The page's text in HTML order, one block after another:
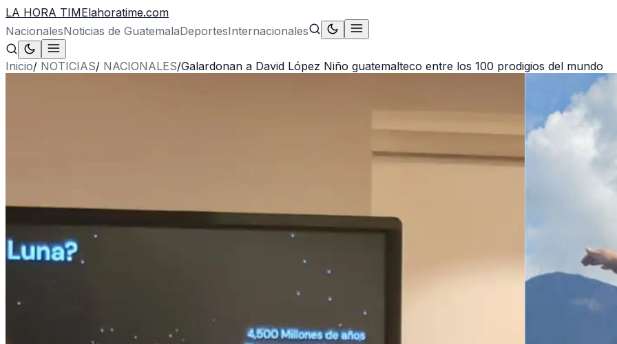
LA HORA TIMElahoratime.com
NacionalesNoticias de GuatemalaDeportesInternacionales
Inicio/ NOTICIAS/ NACIONALES/Galardonan a David López Niño guatemalteco entre los 100 prodigios del mundo